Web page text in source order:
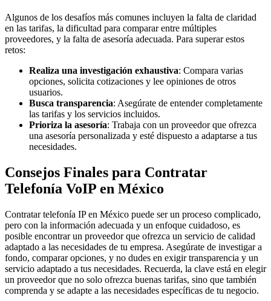
Algunos de los desafíos más comunes incluyen la falta de claridad
en las tarifas, la dificultad para comparar entre múltiples
proveedores, y la falta de asesoría adecuada. Para superar estos
retos:
Realiza una investigación exhaustiva: Compara varias
opciones, solicita cotizaciones y lee opiniones de otros
usuarios.
Busca transparencia: Asegúrate de entender completamente
las tarifas y los servicios incluidos.
Prioriza la asesoría: Trabaja con un proveedor que ofrezca
una asesoría personalizada y esté dispuesto a adaptarse a tus
necesidades.
Consejos Finales para Contratar
Telefonía VoIP en México
Contratar telefonía IP en México puede ser un proceso complicado,
pero con la información adecuada y un enfoque cuidadoso, es
posible encontrar un proveedor que ofrezca un servicio de calidad
adaptado a las necesidades de tu empresa. Asegúrate de investigar a
fondo, comparar opciones, y no dudes en exigir transparencia y un
servicio adaptado a tus necesidades. Recuerda, la clave está en elegir
un proveedor que no solo ofrezca buenas tarifas, sino que también
comprenda y se adapte a las necesidades específicas de tu negocio.